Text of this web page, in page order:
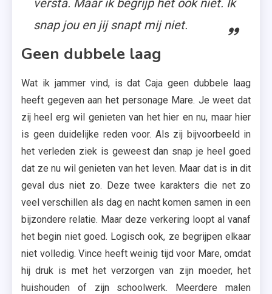
versta. Maar ik begrijp het ook niet. Ik
snap jou en jij snapt mij niet.
Geen dubbele laag
Wat ik jammer vind, is dat Caja geen dubbele laag
heeft gegeven aan het personage Mare. Je weet dat
zij heel erg wil genieten van het hier en nu, maar hier
is geen duidelijke reden voor. Als zij bijvoorbeeld in
het verleden ziek is geweest dan snap je heel goed
dat ze nu wil genieten van het leven. Maar dat is in dit
geval dus niet zo. Deze twee karakters die net zo
veel verschillen als dag en nacht komen samen in een
bijzondere relatie. Maar deze verkering loopt al vanaf
het begin niet goed. Logisch ook, ze begrijpen elkaar
niet volledig. Vince heeft weinig tijd voor Mare, omdat
hij druk is met het verzorgen van zijn moeder, het
huishouden of zijn schoolwerk. Meerdere malen